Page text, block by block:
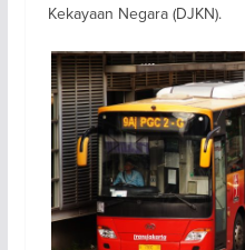
Kekayaan Negara (DJKN).